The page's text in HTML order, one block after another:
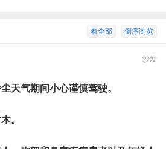
倒序浏览
看全部
沙发
天气期间小心谨慎驾驶。
。